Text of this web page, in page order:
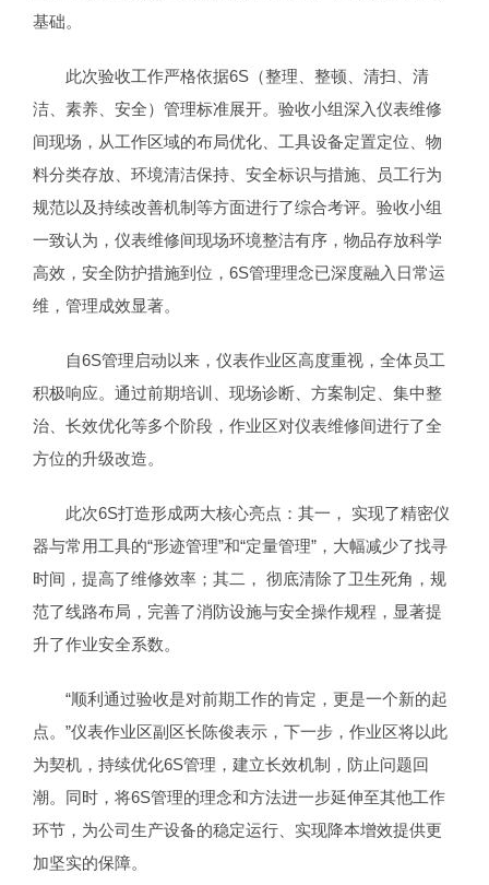
基础。
此次验收工作严格依据6S（整理、整顿、清扫、清
洁、素养、安全）管理标准展开。验收小组深入仪表维修
间现场，从工作区域的布局优化、工具设备定置定位、物
料分类存放、环境清洁保持、安全标识与措施、员工行为
规范以及持续改善机制等方面进行了综合考评。验收小组
一致认为，仪表维修间现场环境整洁有序，物品存放科学
高效，安全防护措施到位，6S管理理念已深度融入日常运
维，管理成效显著。
自6S管理启动以来，仪表作业区高度重视，全体员工
积极响应。通过前期培训、现场诊断、方案制定、集中整
治、长效优化等多个阶段，作业区对仪表维修间进行了全
方位的升级改造。
此次6S打造形成两大核心亮点：其一， 实现了精密仪
器与常用工具的“形迹管理”和“定量管理”，大幅减少了找寻
时间，提高了维修效率；其二， 彻底清除了卫生死角，规
范了线路布局，完善了消防设施与安全操作规程，显著提
升了作业安全系数。
“顺利通过验收是对前期工作的肯定，更是一个新的起
点。”仪表作业区副区长陈俊表示，下一步，作业区将以此
为契机，持续优化6S管理，建立长效机制，防止问题回
潮。同时，将6S管理的理念和方法进一步延伸至其他工作
环节，为公司生产设备的稳定运行、实现降本增效提供更
加坚实的保障。